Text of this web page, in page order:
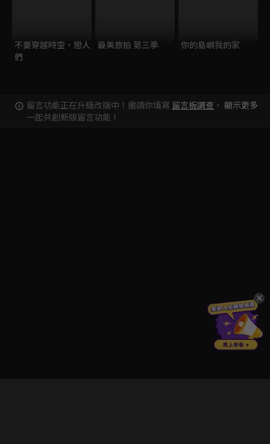
不要穿越時空，戀人
們
最美旅拍 第三季 你的島嶼我的家
留言功能正在升級改版中！邀請你填寫 留言板調查 ，
一起共創新版留言功能！
顯示更多